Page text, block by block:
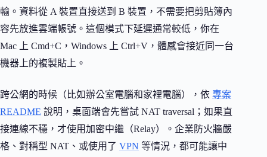
輸。資料從 A 裝置直接送到 B 裝置，不需要把剪貼簿內
容先放進雲端帳號。這個模式下延遲通常較低，你在
Mac 上 Cmd+C，Windows 上 Ctrl+V，體感會接近同一台
機器上的複製貼上。
跨公網的時候（比如辦公室電腦和家裡電腦），依 專案
README 說明，桌面端會先嘗試 NAT traversal；如果直
接連線不穩，才使用加密中繼（Relay）。企業防火牆嚴
格、對稱型 NAT、或使用了 VPN 等情況，都可能讓中